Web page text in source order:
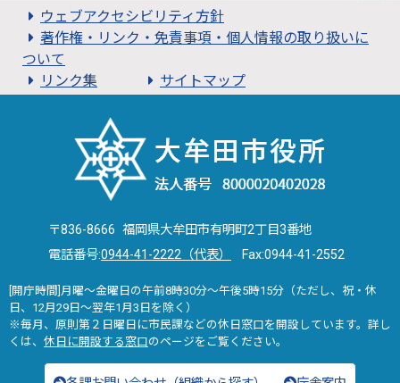
ウェブアクセシビリティ方針
著作権・リンク・免責事項・個人情報の取り扱いに
ついて
リンク集
サイトマップ
〒836-8666 福岡県大牟田市有明町2丁目3番地
電話番号:0944-41-2222（代表） Fax:0944-41-2552
[開庁時間]月曜～金曜日の午前8時30分～午後5時15分（ただし、祝・休
日、12月29日～翌年1月3日を除く）
※毎月、原則第２日曜日に市民課などの休日窓口を開設しています。詳し
くは、 休日に開設する窓口のページをご覧ください。